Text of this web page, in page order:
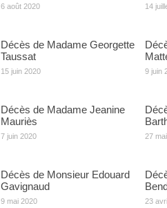
6 août 2020 14
Décès de Madame Georgette
Taussat
15 juin 2020 9 juin
Décès de Madame Jeanine
Mauriès
7 juin 2020 27
Décès de Monsieur Edouard
Gavignaud
9 mai 2020 23